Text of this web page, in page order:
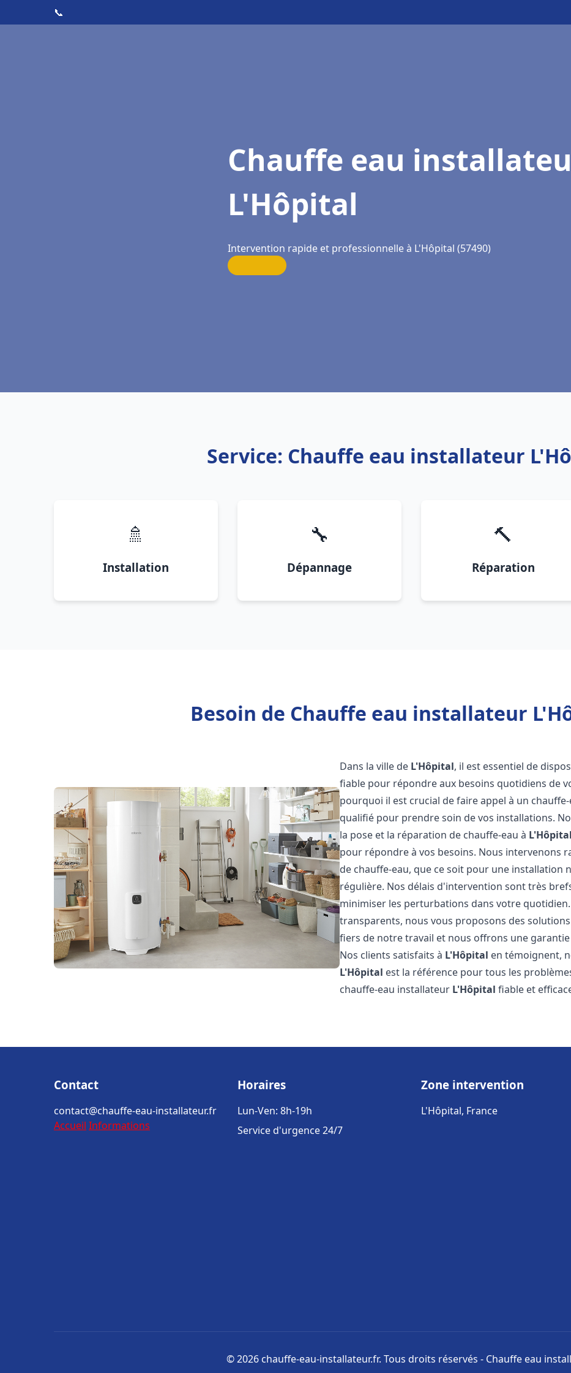
📞
Chauffe eau
L'Hôpital
Intervention rapide et professionnelle à L'Hôpital (57490)
Service: Chauffe eau installateur
🚿
Installation
🔧
Dépannage
🔨
Réparation
Besoin de Chauffe eau installateur
Dans la ville de L'Hôpital, il est essentiel de
fiable pour répondre aux besoins quotidiens de
pourquoi il est crucial de faire appel à un
qualifié pour prendre soin de vos installations.
la pose et la réparation de chauffe-eau à L'Hôpital
pour répondre à vos besoins. Nous intervenons
de chauffe-eau, que ce soit pour une installation
régulière. Nos délais d'intervention sont très
minimiser les perturbations dans votre
transparents, nous vous proposons des
fiers de notre travail et nous offrons une
Nos clients satisfaits à L'Hôpital en témoignent,
L'Hôpital est la référence pour tous les
chauffe-eau installateur L'Hôpital fiable et
Contact
contact@chauffe-eau-installateur.fr
Accueil Informations
Horaires
Lun-Ven: 8h-19h
Service d'urgence 24/7
Zone intervention
L'Hôpital, France
© 2026 chauffe-eau-installateur.fr. Tous droits réservés - Chauffe eau